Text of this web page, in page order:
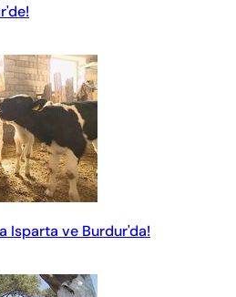
Isparta ve Burdur'da!